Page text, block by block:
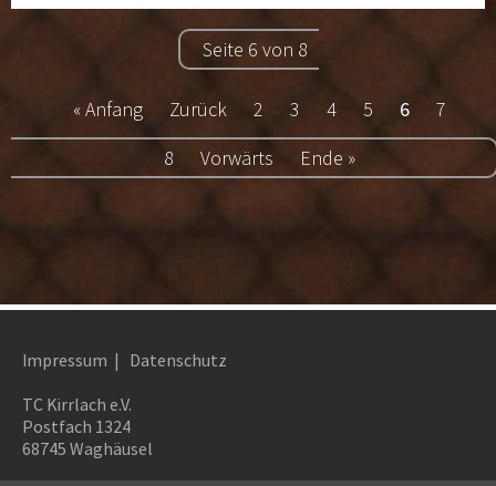
vom
05.
August
2019
Seite 6 von 8
« Anfang Zurück 2 3 4 5 6
7
8
Vorwärts Ende »
Impressum | Datenschutz
TC Kirrlach e.V.
Postfach 1324
68745 Waghäusel